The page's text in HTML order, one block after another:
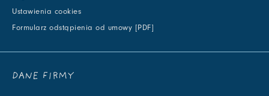
Ustawienia cookies
Formularz odstąpienia od umowy [PDF]
DANE FIRMY